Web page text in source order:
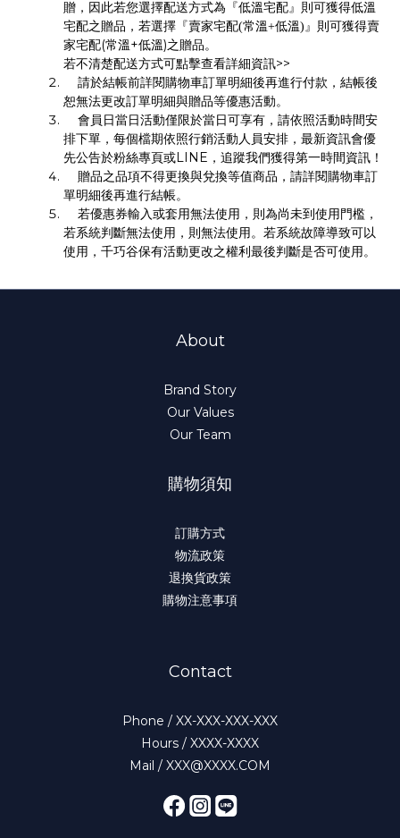
贈，因此若您選擇配送方式為『低溫宅配』則可獲得低溫
宅配之贈品，若選擇『賣家宅配(常溫+低溫)』則可獲得賣
家宅配(常溫+低溫)之贈品。
若不清楚配送方式可點擊查看詳細資訊>>
請於結帳前詳閱購物車訂單明細後再進行付款，結帳後
恕無法更改訂單明細與贈品等優惠活動。
會員日當日活動僅限於當日可享有，請依照活動時間安
排下單，每個檔期依照行銷活動人員安排，最新資訊會優
先公告於粉絲專頁或LINE，追蹤我們獲得第一時間資訊！
贈品之品項不得更換與兌換等值商品，請詳閱購物車訂
單明細後再進行結帳。
若優惠券輸入或套用無法使用，則為尚未到使用門檻，
若系統判斷無法使用，則無法使用。若系統故障導致可以
使用，千巧谷保有活動更改之權利最後判斷是否可使用。
About
Brand Story
Our Values
Our Team
購物須知
訂購方式
物流政策
退換貨政策
購物注意事項
Contact
Phone / XX-XXX-XXX-XXX
Hours / XXXX-XXXX
Mail / XXX@XXXX.COM